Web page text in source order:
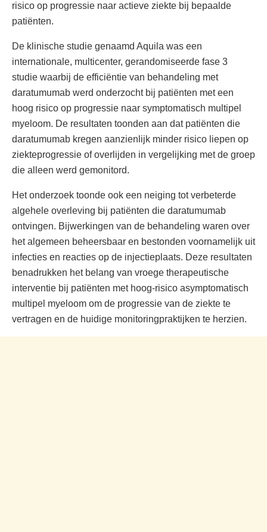
risico op progressie naar actieve ziekte bij bepaalde
patiënten.
De klinische studie genaamd Aquila was een
internationale, multicenter, gerandomiseerde fase 3
studie waarbij de efficiëntie van behandeling met
daratumumab werd onderzocht bij patiënten met een
hoog risico op progressie naar symptomatisch multipel
myeloom. De resultaten toonden aan dat patiënten die
daratumumab kregen aanzienlijk minder risico liepen op
ziekteprogressie of overlijden in vergelijking met de groep
die alleen werd gemonitord.
Het onderzoek toonde ook een neiging tot verbeterde
algehele overleving bij patiënten die daratumumab
ontvingen. Bijwerkingen van de behandeling waren over
het algemeen beheersbaar en bestonden voornamelijk uit
infecties en reacties op de injectieplaats. Deze resultaten
benadrukken het belang van vroege therapeutische
interventie bij patiënten met hoog-risico asymptomatisch
multipel myeloom om de progressie van de ziekte te
vertragen en de huidige monitoringpraktijken te herzien.